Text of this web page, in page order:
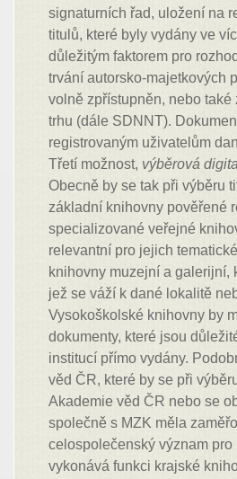
signaturních řad, uložení na
titulů, které byly vydány ve
důležitým faktorem pro
trvání autorsko-majetkových
volně zpřístupněn, nebo
trhu (dále SDNNT).
registrovaným uživatelům
Třetí možnost, výběrová
Obecně by se tak při výběru
základní knihovny pověřené
specializované veřejné
relevantní pro jejich
knihovny muzejní a galerijní,
jež se váží k dané lokalitě
Vysokoškolské knihovny by
dokumenty, které jsou
institucí přímo vydány.
věd ČR, které by se při
Akademie věd ČR nebo se
společně s MZK měla
celospolečenský význam
vykonává funkci krajské